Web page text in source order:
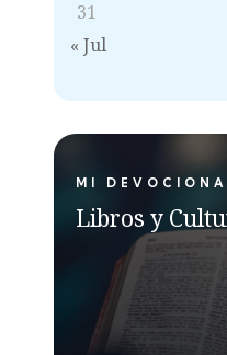
31
« Jul
MI
Libros y